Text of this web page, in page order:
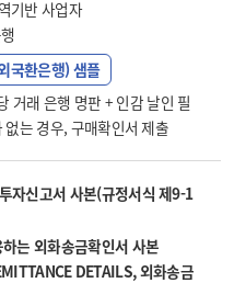
기반 사업자
국환은행) 샘플
거래 은행 명판 + 인감 날인 필
없는 경우, 구매확인서 제출
자신고서 사본(규정서식 제9-1
는 외화송금확인서 사본
DETAILS, 외화송금